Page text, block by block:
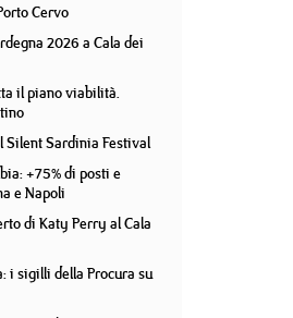
Cervo
2026 a Cala dei
il piano viabilità.
Silent Sardinia Festival
+75% di posti e
e Napoli
di Katy Perry al Cala
i sigilli della Procura su